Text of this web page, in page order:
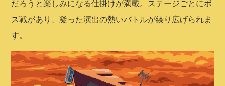
だろうと楽しみになる仕掛けが満載。ステージごとにボ
ス戦があり、凝った演出の熱いバトルが繰り広げられま
す。